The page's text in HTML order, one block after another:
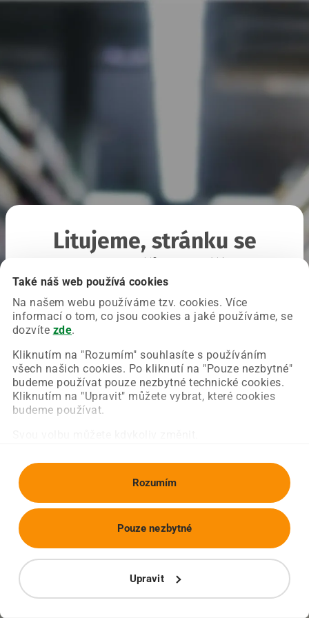
Také náš web používá cookies
Na našem webu používáme tzv. cookies. Více
informací o tom, co jsou cookies a jaké používáme, se
dozvíte zde.
Kliknutím na "Rozumím" souhlasíte s používáním
všech našich cookies. Po kliknutí na "Pouze nezbytné"
budeme používat pouze nezbytné technické cookies.
Kliknutím na "Upravit" můžete vybrat, které cookies
budeme používat.
Rozumím
Upravit
Pouze nezbytné
Litujeme, stránku se
Chyba nastala na naší straně a už ji opravujeme.
Zkuste prosím znovu načíst požadovanou stránku.
Obnovit stránku Úvodní strana